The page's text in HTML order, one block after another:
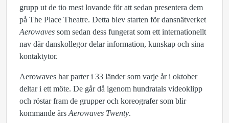
grupp ut de tio mest lovande för att sedan presentera dem
på The Place Theatre. Detta blev starten för dansnätverket
Aerowaves som sedan dess fungerat som ett internationellt
nav där danskollegor delar information, kunskap och sina
kontaktytor.
Aerowaves har parter i 33 länder som varje år i oktober
deltar i ett möte. De går då igenom hundratals videoklipp
och röstar fram de grupper och koreografer som blir
kommande års Aerowaves Twenty.